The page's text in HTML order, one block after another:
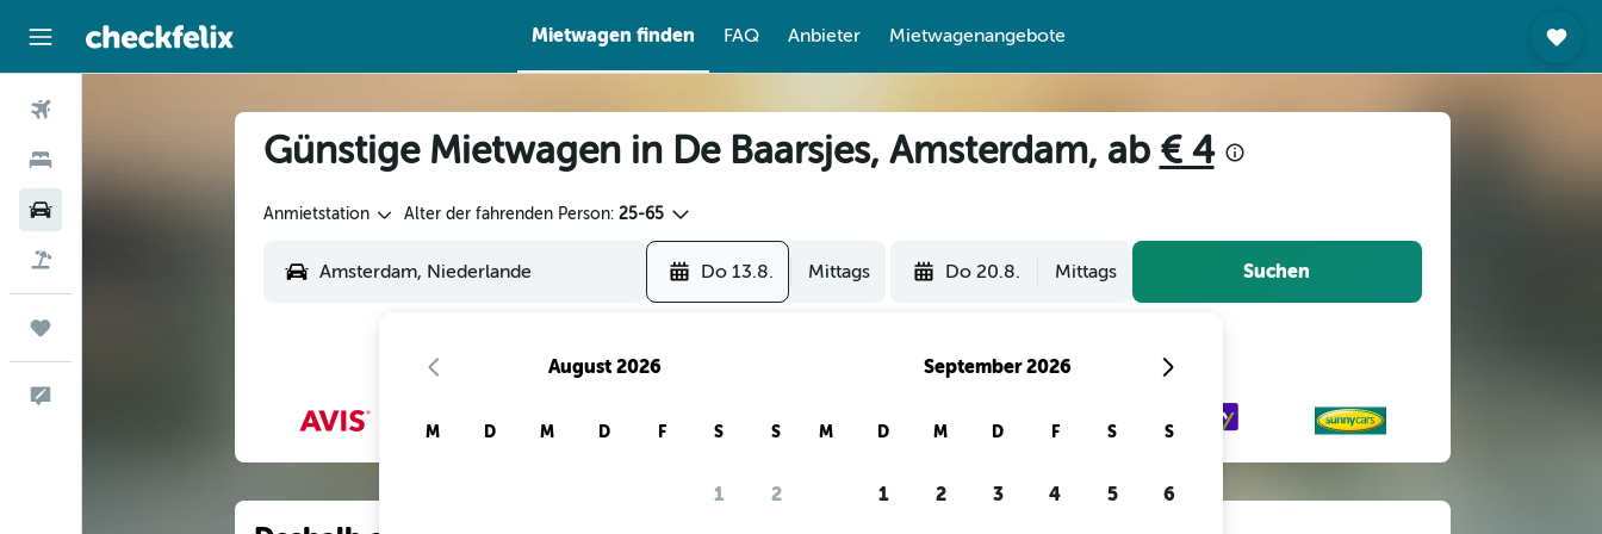
Mietwagen finden FAQ Anbieter Mietwagenangebote
Günstige Mietwagen in De Baarsjes, Amsterdam, ab € 4
Anmietstation Alter der fahrenden Person: 25-65
Do 13.8. Mittags Do 20.8. Mittags Suchen
August 2026
M D M D F S S
1 2
September 2026
M D M D F S S
1 2 3 4 5 6